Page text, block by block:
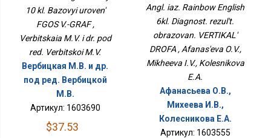
10 kl. Bazovyi uroven'
FGOS V.-GRAF ,
Verbitskaia M.V. i dr. pod
red. Verbitskoi M.V.
Вербицкая М.В. и др.
под ред. Вербицкой
М.В.
Артикул: 1603690
$37.53
ДРОФА
Angl. iaz. Rainbow English
6kl. Diagnost. rezul't.
obrazovan. VERTIKAL'
DROFA , Afanas'eva O.V.,
Mikheeva I.V., Kolesnikova
E.A.
Афанасьева О.В.,
Михеева И.В.,
Колесникова Е.А.
Артикул: 1603555